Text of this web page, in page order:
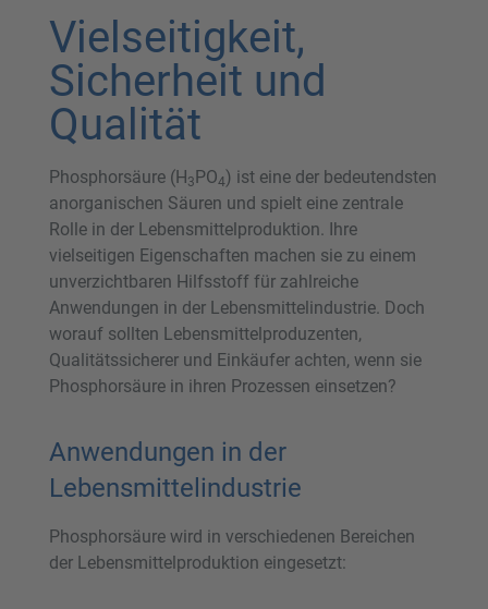
Vielseitigkeit,
Sicherheit und
Qualität
Phosphorsäure (H 3 PO4) ist eine der bedeutendsten
anorganischen Säuren und spielt eine zentrale
Rolle in der Lebensmittelproduktion. Ihre
vielseitigen Eigenschaften machen sie zu einem
unverzichtbaren Hilfsstoff für zahlreiche
Anwendungen in der Lebensmittelindustrie. Doch
worauf sollten Lebensmittelproduzenten,
Qualitätssicherer und Einkäufer achten, wenn sie
Phosphorsäure in ihren Prozessen einsetzen?
Anwendungen in der
Lebensmittelindustrie
Phosphorsäure wird in verschiedenen Bereichen
der Lebensmittelproduktion eingesetzt: